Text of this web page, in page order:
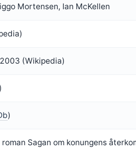
Mortensen, Ian McKellen
(Wikipedia)
)
roman Sagan om konungens